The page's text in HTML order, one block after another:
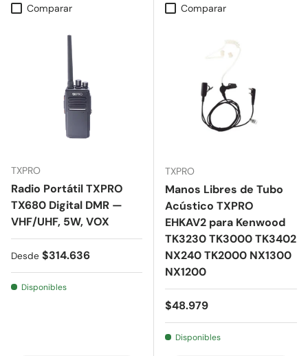
Comparar
TXPRO
Radio Portátil TXPRO
TX680 Digital DMR —
VHF/UHF, 5W, VOX
Precio normal
Desde $314.636
Disponibles
Comparar
TXPRO
Manos Libres de Tubo
Acústico TXPRO
EHKAV2 para Kenwood
TK3230 TK3000 TK3402
NX240 TK2000 NX1300
NX1200
Precio normal
$48.979
Disponibles